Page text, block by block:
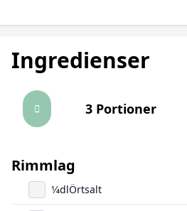
Ingredienser
3 Portioner
Rimmlag
1/4dlÖrtsalt